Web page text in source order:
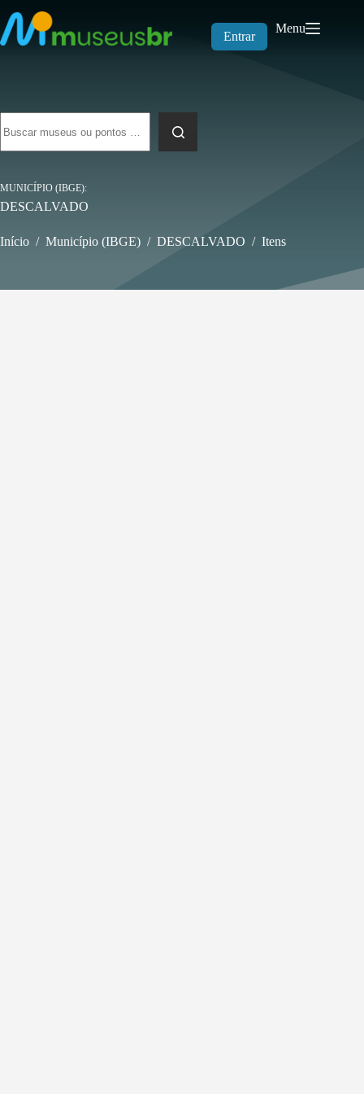
para
o
conteúdo
Entrar
Menu
resultados
MUNICÍPIO (IBGE)
DESCALVADO
Início / Município (IBGE) / DESCALVADO / Itens